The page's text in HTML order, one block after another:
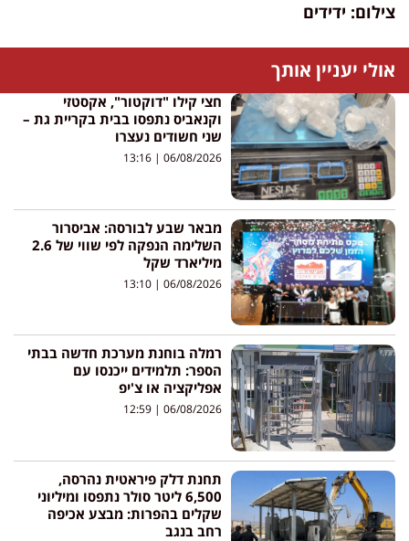
צילום: ידידים
אולי יעניין אותך
חצי קילו "דוקטור", אקסטזי
וקנאביס נתפסו בבית בקריית גת –
שני חשודים נעצרו
06/08/2026
מבאר שבע לבורסה: אביסרור
השלימה הנפקה לפי שווי של 2.6
מיליארד שקל
06/08/2026
רמלה בוחנת מערכת חדשה בבתי
הספר: תלמידים ייכנסו עם
אפליקציה או צ'יפ
06/08/2026
תחנת דלק פיראטית נהרסה,
6,500 ליטר סולר נתפסו ומיליוני
שקלים בהפרות: מבצע אכיפה
רחב בנגב